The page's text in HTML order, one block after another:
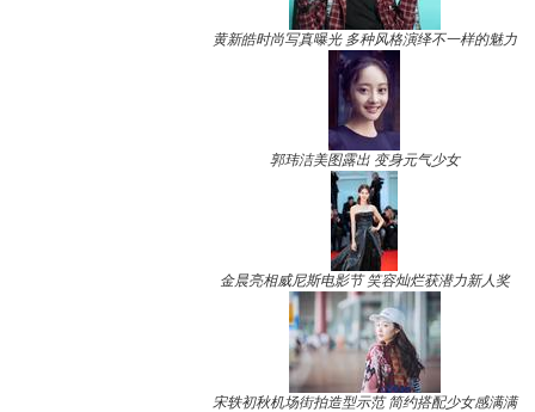
黄新皓时尚写真曝光 多种风格演绎不一样的魅力
郭玮洁美图露出 变身元气少女
金晨亮相威尼斯电影节 笑容灿烂获潜力新人奖
宋轶初秋机场街拍造型示范 简约搭配少女感满满